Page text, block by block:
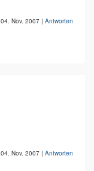
04. Nov. 2007 | Antworten
04. Nov. 2007 | Antworten